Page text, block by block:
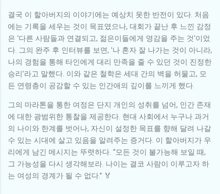
결국 이 할아버지의 이야기에는 예상치 못한 반전이 있다. 처음
에는 기록을 세우는 것이 목표였으나, 대회가 끝난 후 느낀 감정
은 '다른 사람들과 연결되고, 젊은이들에게 영감을 주는 것'이었
다. 그의 완주 후 인터뷰를 보면, '나 혼자 잘 나가는 것이 아니라,
나의 경험을 통해 타인에게 대리 만족을 줄 수 있던 것이 진정한
승리'라고 말했다. 이와 같은 철학은 세대 간의 벽을 허물고, 모
든 연령층이 공감할 수 있는 인간애의 깊이를 느끼게 했다.
그의 마라톤을 통한 여정은 단지 개인의 성취를 넘어, 인간 존재
에 대한 광범위한 통찰을 제공한다. 현대 사회에서 누구나 과거
의 나이와 한계를 벗어나, 자신이 설정한 목표를 향해 달려 나갈
수 있는 시대에 살고 있음을 알려주는 증거다. 이 할아버지가 우
리에게 남긴 메시지는 뚜렷하다. “모든 것이 불가능해 보일 때,
그 가능성을 다시 생각해보라. 나이는 결코 사람이 이루고자 하
는 여성의 경계가 될 수 없다.” 🏅